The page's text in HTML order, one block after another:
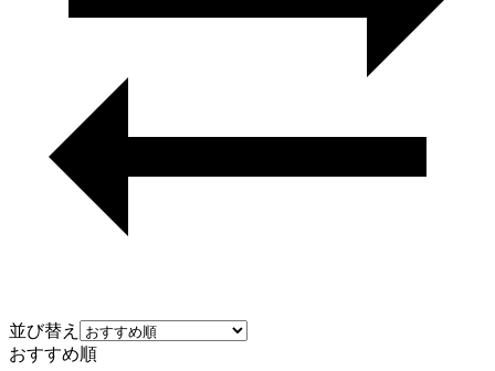
並び替え
おすすめ順